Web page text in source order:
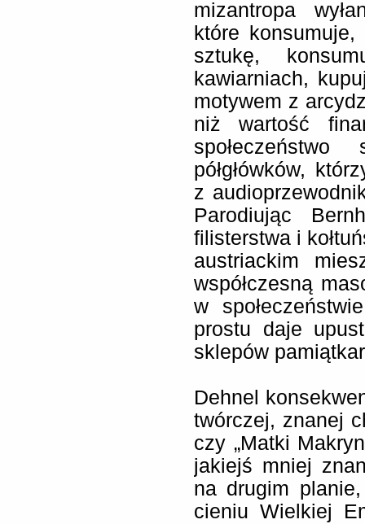
mizantropa
które
sztukę,
kawiarniach,
motywem z
niż wartość
półgłówków,
z
Parodiując
filisterstwa i
austriackim
współczesną
w
prostu daje
sklepów
Dehnel
twórczej, znanej
czy „Matki
jakiejś mniej
na drugim
cieniu Wielkiej